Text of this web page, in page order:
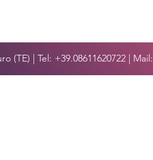
(TE) | Tel: +39.08611620722 | Mail: